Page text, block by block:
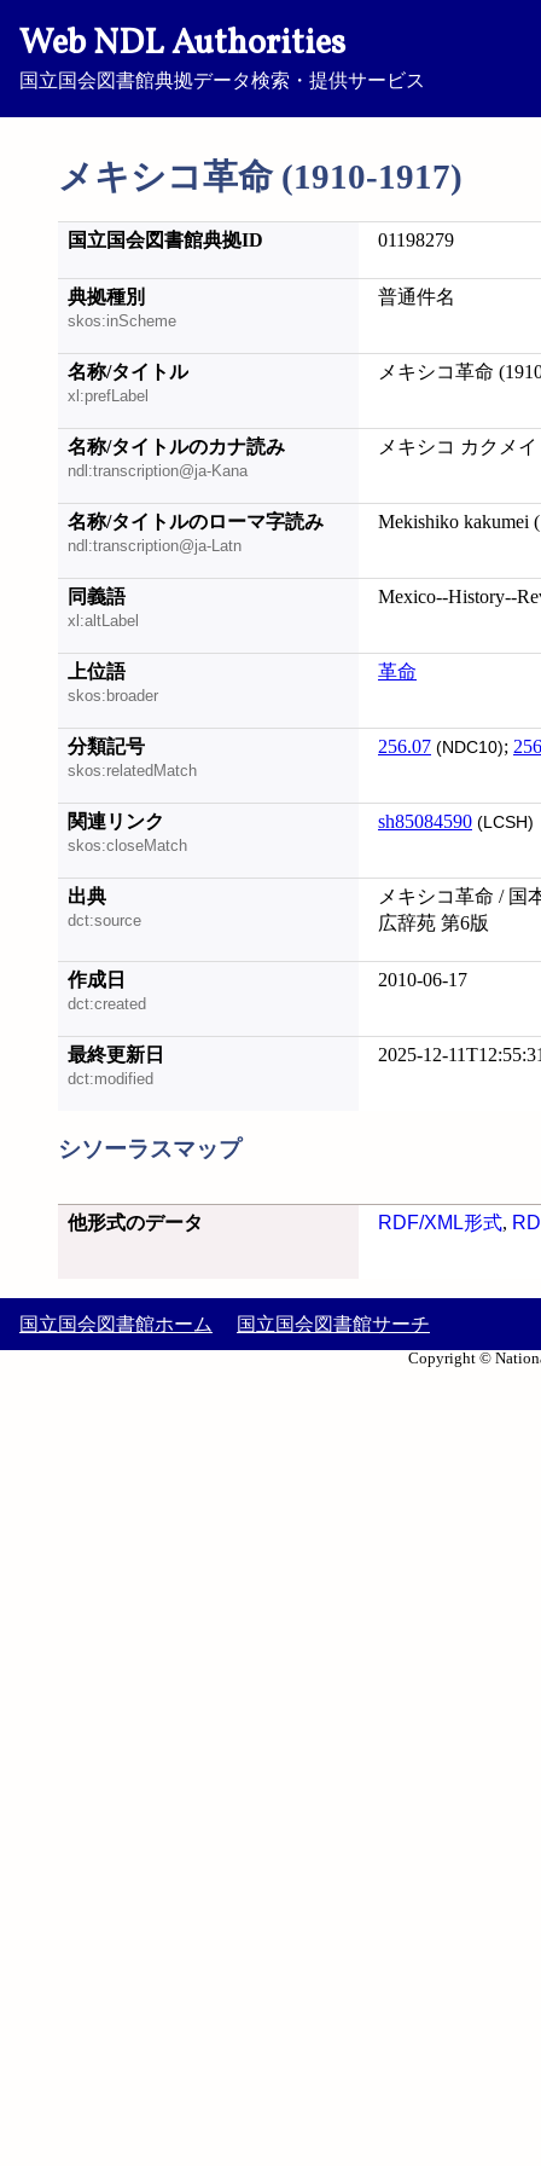
Web NDL Authorities
国立国会図書館典拠データ検索・提供サービス
メキシコ革命 (1910-1917)
国立国会図書館典拠ID 01198279
典拠種別
skos:inScheme
普通件名
名称/タイトル
xl:prefLabel
メキシコ革命
名称/タイトルのカナ読み
ndl:transcription@ja-Kana
メキシコ カクメイ
名称/タイトルのローマ字読み
ndl:transcription@ja-Latn
Mekishiko kakumei
同義語
xl:altLabel
Mexico--History--
上位語
skos:broader
革命
分類記号
skos:relatedMatch
256.07 (NDC10);
関連リンク
skos:closeMatch
sh85084590 (LCSH)
出典
dct:source
メキシコ革命 / 国
広辞苑 第6版
作成日
dct:created
2010-06-17
最終更新日
dct:modified
2025-12-
シソーラスマップ
他形式のデータ RDF/XML形式,
国立国会図書館ホーム 国立国会図書館サーチ
Copyright ©